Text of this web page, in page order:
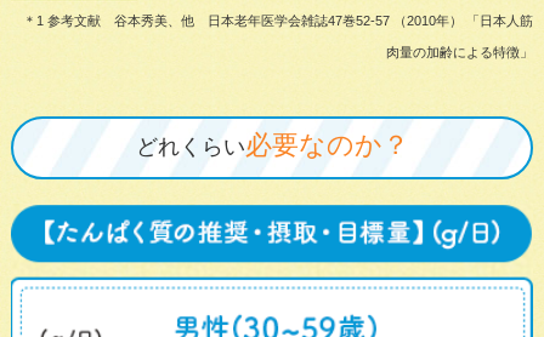
＊1 参考文献 谷本秀美、他 日本老年医学会雑誌47巻52-57 （2010年） 「日本人筋
肉量の加齢による特徴」
どれくらい必要なのか？